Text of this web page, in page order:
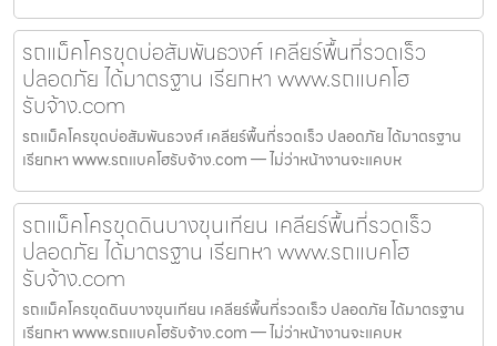
รถแม็คโครขุดบ่อสัมพันธวงศ์ เคลียร์พื้นที่รวดเร็ว
ปลอดภัย ได้มาตรฐาน เรียกหา www.รถแบคโฮ
รับจ้าง.com
รถแม็คโครขุดบ่อสัมพันธวงศ์ เคลียร์พื้นที่รวดเร็ว ปลอดภัย ได้มาตรฐาน
เรียกหา www.รถแบคโฮรับจ้าง.com — ไม่ว่าหน้างานจะแคบห
รถแม็คโครขุดดินบางขุนเทียน เคลียร์พื้นที่รวดเร็ว
ปลอดภัย ได้มาตรฐาน เรียกหา www.รถแบคโฮ
รับจ้าง.com
รถแม็คโครขุดดินบางขุนเทียน เคลียร์พื้นที่รวดเร็ว ปลอดภัย ได้มาตรฐาน
เรียกหา www.รถแบคโฮรับจ้าง.com — ไม่ว่าหน้างานจะแคบห